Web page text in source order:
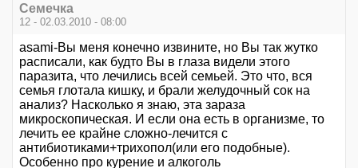
Семечка
12 - 02.03.2010 - 08:00
asami-Вы меня конечно извините, но Вы так жутко
расписали, как будто Вы в глаза видели этого
паразита, что лечились всей семьей. Это что, вся
семья глотала кишку, и брали желудочный сок на
анализ? Насколько я знаю, эта зараза
микроскопическая. И если она есть в организме, то
лечить ее крайне сложно-лечится с
антибиотиками+трихопол(или его подобные).
Особенно про курение и алкоголь